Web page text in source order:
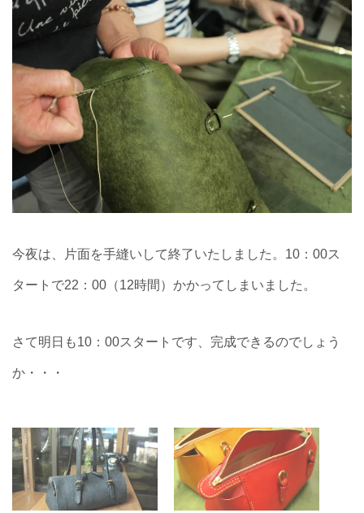
今夜は、片面を手縫いして終了いたしました。10：00ス
タートで22：00（12時間）かかってしまいました。
さて明日も10：00スタートです、完成できるのでしょう
か・・・